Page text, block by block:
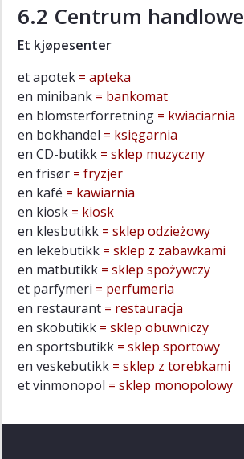
6.2 Centrum handlowe
Et kjøpesenter
et apotek = apteka
en minibank = bankomat
en blomsterforretning = kwiaciarnia
en bokhandel = księgarnia
en CD-butikk = sklep muzyczny
en frisør = fryzjer
en kafé = kawiarnia
en kiosk = kiosk
en klesbutikk = sklep odzieżowy
en lekebutikk = sklep z zabawkami
en matbutikk = sklep spożywczy
et parfymeri = perfumeria
en restaurant = restauracja
en skobutikk = sklep obuwniczy
en sportsbutikk = sklep sportowy
en veskebutikk = sklep z torebkami
et vinmonopol = sklep monopolowy